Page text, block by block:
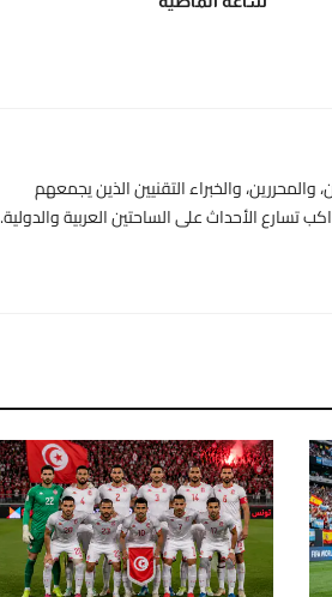
والخبراء التقنيين الذين يجمعهم
الأحداث على الساحتين العربية والدولية.